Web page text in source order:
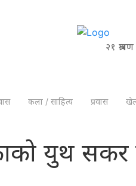
२१
कला / साहित्य प्रवास
युथ